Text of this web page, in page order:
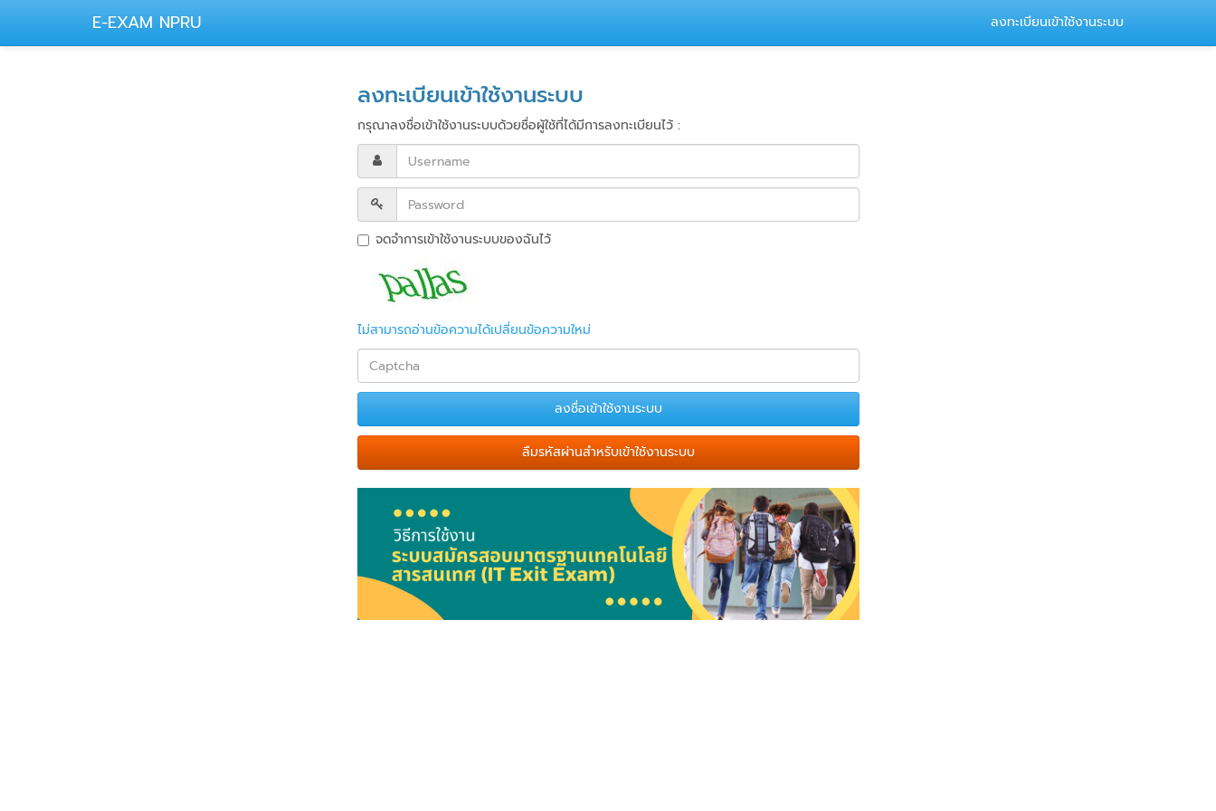
E-EXAM NPRU ลงทะเบียนเข้าใช้งานระบบ
ลงทะเบียนเข้าใช้งานระบบ
กรุณาลงชื่อเข้าใช้งานระบบด้วยชื่อผู้ใช้ที่ได้มีการลงทะเบียนไว้ :
จดจำการเข้าใช้งานระบบของฉันไว้
ไม่สามารถอ่านข้อความได้เปลี่ยนข้อความใหม่
ลืมรหัสผ่านสำหรับเข้าใช้งานระบบ